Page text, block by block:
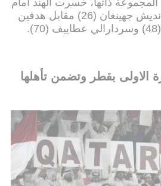
ذاتها، خسرت الهند أمام
تركمانستان بهدف لسانديش جهينغان (26) مقابل هدفين
الاولى بقطر وتضمن تأهلها